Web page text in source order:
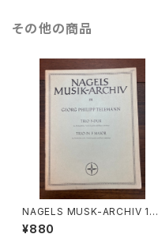
古楽以外
その他の商品
NAGELS MUSK-ARCHIV 131
TRIO F-DUR für Altblockfl
¥880